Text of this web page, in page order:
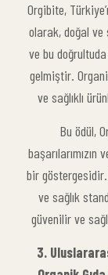
sahiplerini
adımlar atan
Orgibite,
olarak, doğal ve
ve bu
gelmiştir.
ve sağlıklı
içermektedir.
ilkelerine
Bu ödül,
başarılarımızın
bir göstergesidir.
ve sağlık
güvenilir ve
süreçlerimiz
firmalar
3.